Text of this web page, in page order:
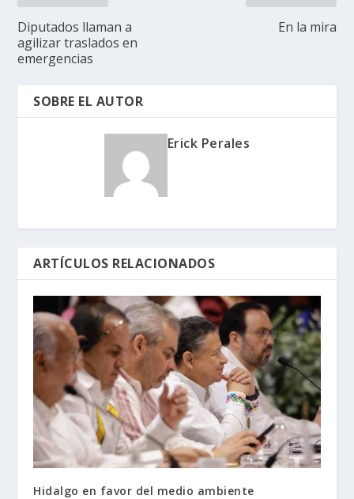
Diputados llaman a
agilizar traslados en
emergencias
En la mira
SOBRE EL AUTOR
Erick Perales
ARTÍCULOS RELACIONADOS
Hidalgo en favor del medio ambiente